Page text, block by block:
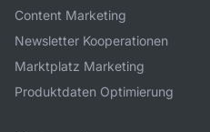
Content Marketing
Newsletter Kooperationen
Marktplatz Marketing
Produktdaten Optimierung